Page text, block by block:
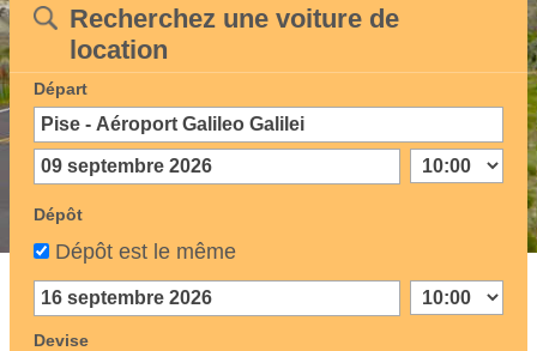
Recherchez une voiture de
location
Départ
Dépôt
Dépôt est le même
Devise